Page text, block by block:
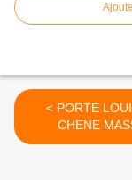
< PORTE LOUIS XIII
CHENE